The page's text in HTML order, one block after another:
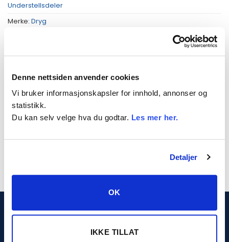
Denne nettsiden anvender cookies
Vi bruker informasjonskapsler for innhold, annonser og
statistikk.
Du kan selv velge hva du godtar. Les mer her.
Detaljer
OK
IKKE TILLAT
Understellsdeler
Merke: Dryg
BESKRIVELSE
TILLEGGSINFORMASJON
DRYG.NO (PN PROSJEKT AS)